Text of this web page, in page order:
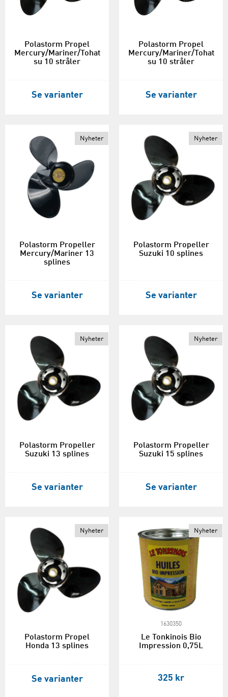
Polastorm Propel
Mercury/Mariner/Tohat
su 10 stråler
Se varianter
Polastorm Propel
Mercury/Mariner/Tohat
su 10 stråler
Se varianter
Nyheter
Polastorm Propeller
Mercury/Mariner 13
splines
Se varianter
Nyheter
Polastorm Propeller
Suzuki 10 splines
Se varianter
Nyheter
Polastorm Propeller
Suzuki 13 splines
Se varianter
Nyheter
Polastorm Propeller
Suzuki 15 splines
Se varianter
Nyheter
Polastorm Propel
Honda 13 splines
Se varianter
Nyheter
1630350
Le Tonkinois Bio
Impression 0,75L
325 kr